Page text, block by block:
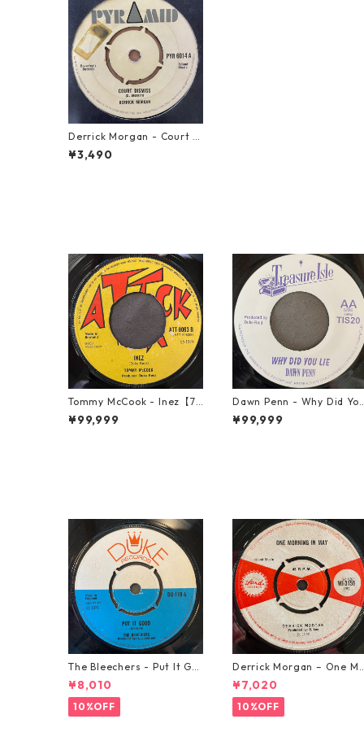
Derrick Morgan - Court D
ismiss【7-21135】
¥3,490
Tommy McCook - Inez【7-
21840】
¥99,999
Dawn Penn - Why Did
Lie【7-21938】
¥99,999
The Bleechers - Put It Go
od 【7-21637】
¥8,010
10%OFF
Derrick Morgan – One
rning In May【7-21653】
¥7,020
10%OFF